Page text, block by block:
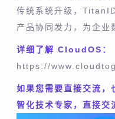
传统系统升级，
产品协同发力，为企业
详细了解 CloudOS：
https://
如果您需要直接交流，
智化技术专家，直接交